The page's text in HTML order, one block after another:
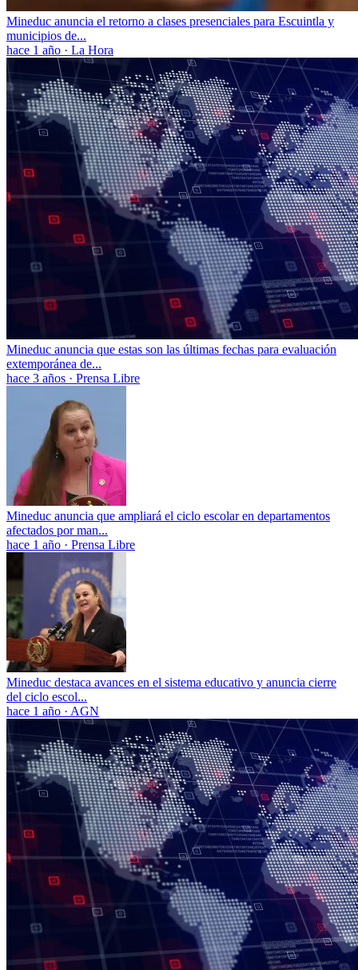
Mineduc anuncia el retorno a clases presenciales para Escuintla y
municipios de...
hace 1 año · La Hora
Mineduc anuncia que estas son las últimas fechas para evaluación
extemporánea de...
hace 3 años · Prensa Libre
Mineduc anuncia que ampliará el ciclo escolar en departamentos
afectados por man...
hace 1 año · Prensa Libre
Mineduc destaca avances en el sistema educativo y anuncia cierre
del ciclo escol...
hace 1 año · AGN